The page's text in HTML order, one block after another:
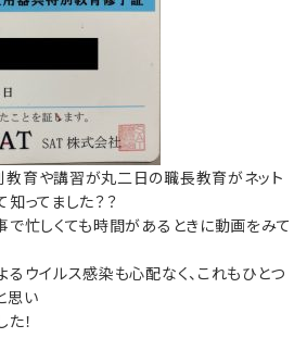
育や講習が丸二日の職長教育がネット
ってました？？
で忙しくても時間があるときに動画をみて
るウイルス感染も心配なく、これもひとつ
思い
！